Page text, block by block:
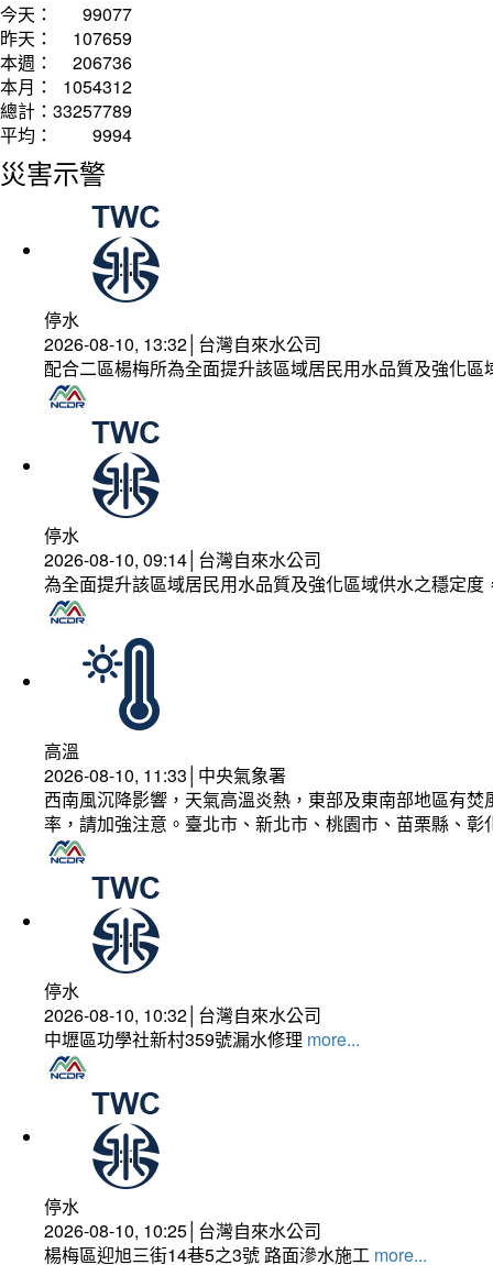
今天：
99077
昨天：
107659
本週：
206736
本月：
1054312
總計： 33257789
平均：
9994
災害示警
停水
2026-08-10, 13:32│台灣自來水公司
配合二區楊梅所為全面提升該區域居民用水品質及強化
停水
2026-08-10, 09:14│台灣自來水公司
為全面提升該區域居民用水品質及強化區域供水之穩定
高溫
2026-08-10, 11:33│中央氣象署
西南風沉降影響，天氣高溫炎熱，東部及東南部地區有
率，請加強注意。臺北市、新北市、桃園市、苗栗縣、
停水
2026-08-10, 10:32│台灣自來水公司
中壢區功學社新村359號漏水修理 more...
停水
2026-08-10, 10:25│台灣自來水公司
楊梅區迎旭三街14巷5之3號 路面滲水施工 more...